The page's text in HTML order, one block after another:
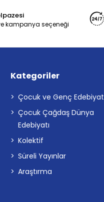
kampanya seçeneği
Kategoriler
Çocuk ve Genç Edebiyat
Çocuk Çağdaş Dünya
Edebiyatı
Kolektif
Süreli Yayınlar
Araştırma